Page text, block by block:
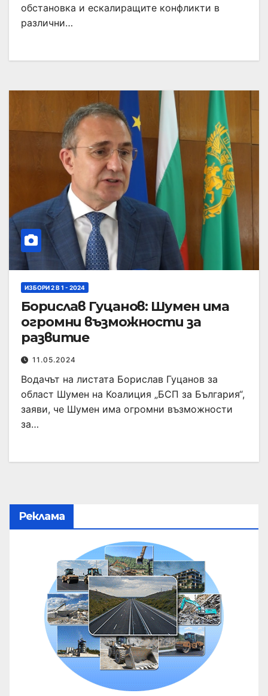
обстановка и ескалиращите конфликти в
различни…
ИЗБОРИ 2 В 1 - 2024
Борислав Гуцанов: Шумен има
огромни възможности за
развитие
11.05.2024
Водачът на листата Борислав Гуцанов за
област Шумен на Коалиция „БСП за България“,
заяви, че Шумен има огромни възможности
за…
Реклама